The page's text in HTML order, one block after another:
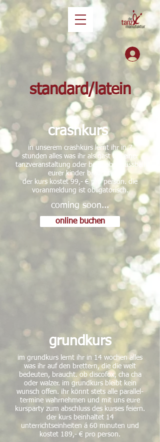
standard/latein
crashkurs
in unserem crashkurs lernt ihr in 7
stunden alles was ihr als gast bei einer
tanzveranstaltung oder beim abschlussball
eurer kinder braucht.
der kurs kostet 99,- € pro person. die
voranmeldung ist obligatorisch.
coming soon...
online buchen
grundkurs
im grundkurs lernt ihr in 14 wochen alles
was ihr auf den brettern, die die welt
bedeuten, braucht. ob discofox, cha cha
oder walzer. im grundkurs bleibt kein
wunsch offen. ihr könnt stets alle parallel-
termine wahrnehmen und mit uns eure
kursparty zum abschluss des kurses feiern.
der kurs beinhaltet 14
unterrichtseinheiten á 60 minuten und
kostet 189,- € pro person.